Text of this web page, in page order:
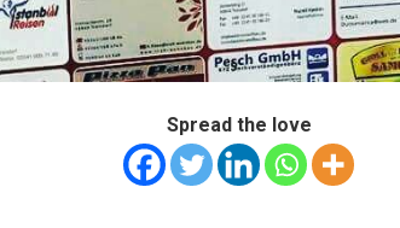
Spread the love